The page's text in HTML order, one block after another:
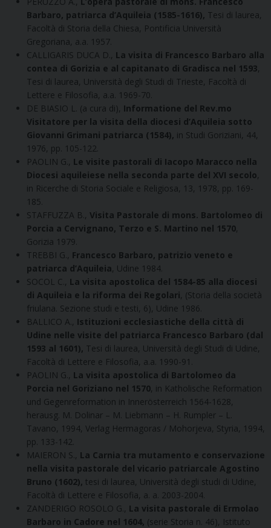
Barbaro, patriarca d’Aquileia (1585-1616), Tesi di laurea,
Facoltà di Storia della Chiesa, Pontificia Università
Gregoriana, a.a. 1957.
CALLIGARIS DUCA D., La visita di Francesco Barbaro alla
contea di Gorizia e al capitanato di Gradisca nel 1593
Tesi di laurea, Università degli Studi di Trieste, Facoltà di
Lettere e Filosofia, a.a. 1969-70.
DE BIASIO L. (a cura di), Informatione del Rev.mo
Visitatore per la visita della diocesi d’Aquileia sotto
Giovanni Grimani patriarca (1584), in Studi Goriziani, 44,
1976, pp. 105-122.
PAOLIN G.,
Le visite pastorali di Iacopo Maracco nella
Diocesi aquileiese nella seconda parte del XVI secolo
in Ricerche di Storia Sociale e Religiosa, 13, 1978, pp. 169-
185.
STAFFUZZA B., Visita Pastorale di mons. Bartolomeo di
Porcia a Cervignano, Terzo e S. Martino nel 1570
Gorizia 1979.
TREBBI G., Francesco Barbaro, patrizio veneto e
patriarca d’Aquileia , Udine 1984.
SOCOL C., La visita apostolica del 1584-85 alla diocesi
di Aquileia e la riforma dei Regolari , (Storia della società
friulana. Sezione studi e testi, 6), Udine 1986.
BALLICO A.,
Istituzioni ecclesiastiche della città di
Udine nelle visite del patriarca Francesco Barbaro (dal
1593 al 1601), Tesi di laurea, Università degli Studi di Udine,
Facoltà di Lettere e Filosofia, a.a. 1990-91.
PAOLIN G., La visita apostolica di Bartolomeo da
Porcia nel Goriziano nel 1570 , in Katholische Reformation
und Gegenreformation in Innerösterreich 1564-1628,
herausg. M. Dolinar – M. Liebmann – H. Rumpler – L.
Tavano, 1994, Verlag Hermagoras / Mohorjeva, Styria, 1994,
pp. 133-142.
MAIERON S., La Carnia tra mutamento e conservazione
nella visita pastorale del vicario patriarcale Agostino
Bruno (1602), tesi di laurea, Università degli studi di Udine,
Facoltà di Lettere e Filosofia, a. a. 2003-2004.
ZANDERIGO ROSOLO G., La visita pastorale di Ermolao
Barbaro in Cadore nel 1604, (serie Storia n. 46), Istituto